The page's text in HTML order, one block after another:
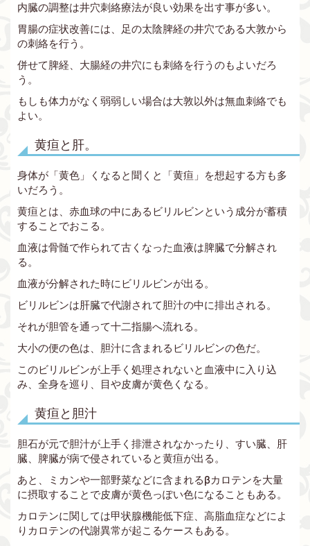
内臓の調整は井穴刺絡療法が良い効果を出す事が多い。
胃腸の症状改善には、足の太陰脾経の井穴である大敦から
の刺絡を行う。
併せて脾経、大腸経の井穴にも刺絡を行うのもよいだろ
う。
もしも体力がなく弱弱しい場合は大敦以外は無血刺絡でも
よい。
黄疸と肝。
身体が「黄色」くなると聞くと「黄疸」を想起する方も多
いだろう。
黄疸とは、赤血球の中にあるビリルビンという成分が蓄積
することでおこる。
血液は骨髄で作られて古くなった血液は脾臓で分解され
る。
血液が分解された時にビリルビンが出る。
ビリルビンは肝臓で代謝されて胆汁の中に排出される。
それが胆管を通って十二指腸へ流れる。
大小の便の色は、胆汁に含まれるビリルビンの色だ。
このビリルビンが上手く処理されないと血液中に入り込
み、全身を巡り、目や皮膚が黄色くなる。
黄疸と胆汁
胆石が元で胆汁が上手く排泄されなかったり、すい臓、肝
臓、脾臓が病で侵されていると黄疸が出る。
あと、ミカンや一部野菜などに含まれるβカロテンを大量
に摂取することで皮膚が黄色っぽい色になることもある。
カロテンに関しては甲状腺機能低下症、高脂血症などによ
りカロテンの代謝異常が起こるケースもある。